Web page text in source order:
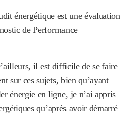
énergétique est une évaluation
de Performance
il est difficile de se faire
sur ces sujets, bien qu’ayant
énergie en ligne, je n’ai appris
qu’après avoir démarré